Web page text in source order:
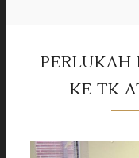
KE TK